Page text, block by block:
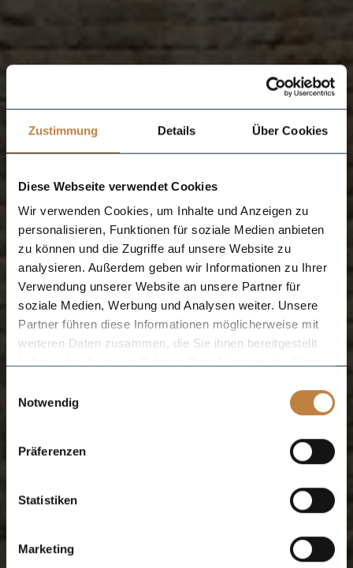
Zustimmung Details Über Cookies
Diese Webseite verwendet Cookies
Wir verwenden Cookies, um Inhalte und Anzeigen zu
personalisieren, Funktionen für soziale Medien anbieten
zu können und die Zugriffe auf unsere Website zu
analysieren. Außerdem geben wir Informationen zu Ihrer
Verwendung unserer Website an unsere Partner für
soziale Medien, Werbung und Analysen weiter. Unsere
Partner führen diese Informationen möglicherweise mit
weiteren Daten zusammen, die Sie ihnen bereitgestellt
Notwendig
Präferenzen
Statistiken
Marketing